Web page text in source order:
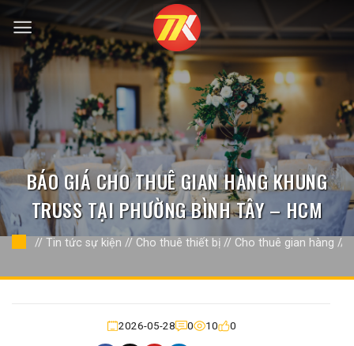
qua
nội
dung
BÁO GIÁ CHO THUÊ GIAN HÀNG KHUNG
TRUSS TẠI PHƯỜNG BÌNH TÂY – HCM
// Tin tức sự kiện // Cho thuê thiết bị // Cho thuê gian hàng //
2026-05-28 0 10 0